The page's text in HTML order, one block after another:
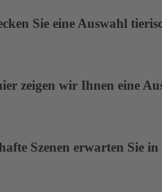
Sie eine Auswahl
zeigen wir Ihnen eine
Szenen erwarten Sie